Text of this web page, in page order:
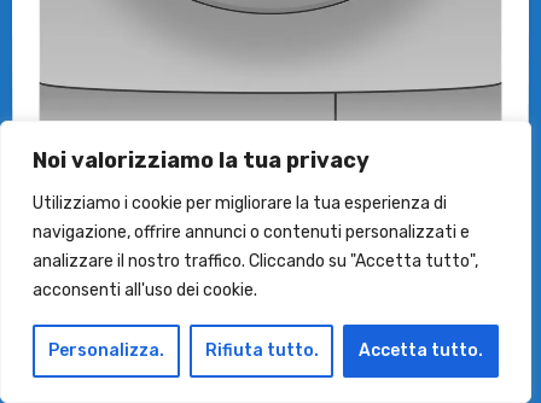
Noi valorizziamo la tua privacy
Utilizziamo i cookie per migliorare la tua esperienza di
navigazione, offrire annunci o contenuti personalizzati e
analizzare il nostro traffico. Cliccando su "Accetta tutto",
acconsenti all'uso dei cookie.
Personalizza. Rifiuta tutto. Accetta tutto.
Condividi:
Mi piace: